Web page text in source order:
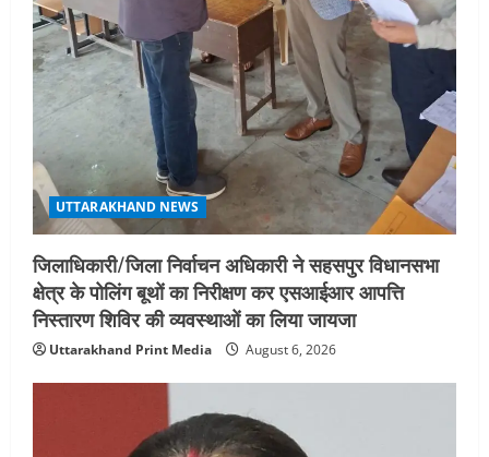
UTTARAKHAND NEWS
जिलाधिकारी/जिला निर्वाचन अधिकारी ने सहसपुर विधानसभा
क्षेत्र के पोलिंग बूथों का निरीक्षण कर एसआईआर आपत्ति
निस्तारण शिविर की व्यवस्थाओं का लिया जायजा
Uttarakhand Print Media August 6, 2026